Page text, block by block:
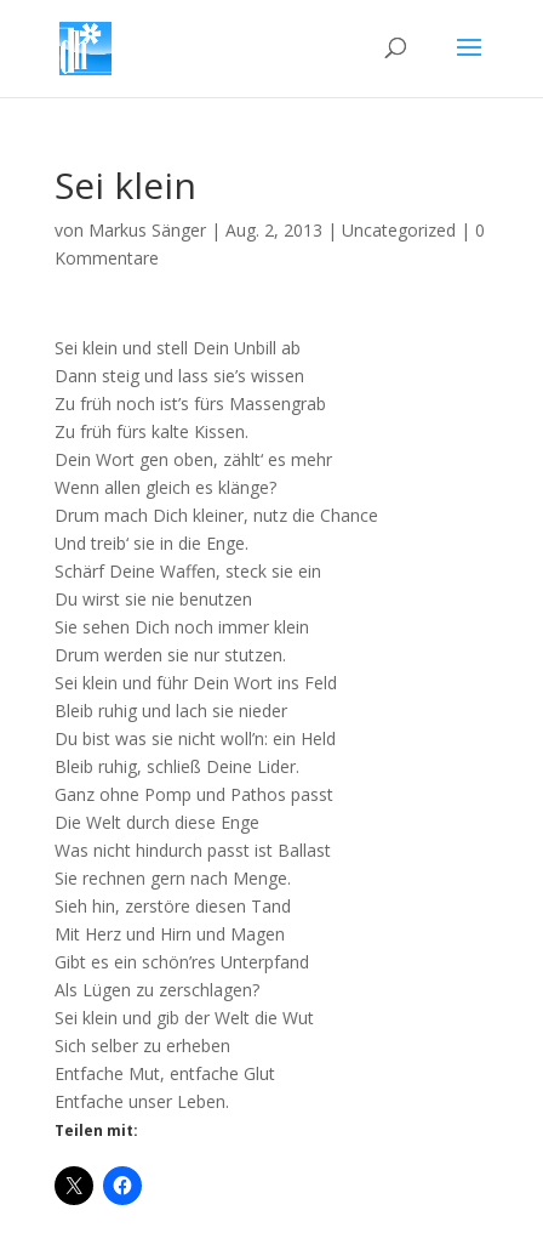
Sei klein
von Markus Sänger| Aug. 2, 2013 | Uncategorized | 0
Kommentare
Sei klein und stell Dein Unbill ab
Dann steig und lass sie’s wissen
Zu früh noch ist’s fürs Massengrab
Zu früh fürs kalte Kissen.
Dein Wort gen oben, zählt‘ es mehr
Wenn allen gleich es klänge?
Drum mach Dich kleiner, nutz die Chance
Und treib‘ sie in die Enge.
Schärf Deine Waffen, steck sie ein
Du wirst sie nie benutzen
Sie sehen Dich noch immer klein
Drum werden sie nur stutzen.
Sei klein und führ Dein Wort ins Feld
Bleib ruhig und lach sie nieder
Du bist was sie nicht woll’n: ein Held
Bleib ruhig, schließ Deine Lider.
Ganz ohne Pomp und Pathos passt
Die Welt durch diese Enge
Was nicht hindurch passt ist Ballast
Sie rechnen gern nach Menge.
Sieh hin, zerstöre diesen Tand
Mit Herz und Hirn und Magen
Gibt es ein schön’res Unterpfand
Als Lügen zu zerschlagen?
Sei klein und gib der Welt die Wut
Sich selber zu erheben
Entfache Mut, entfache Glut
Entfache unser Leben.
Teilen mit: